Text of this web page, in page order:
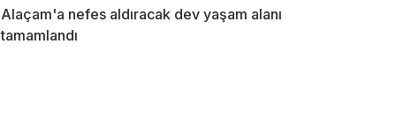
Alaçam'a nefes aldıracak dev yaşam alanı
tamamlandı